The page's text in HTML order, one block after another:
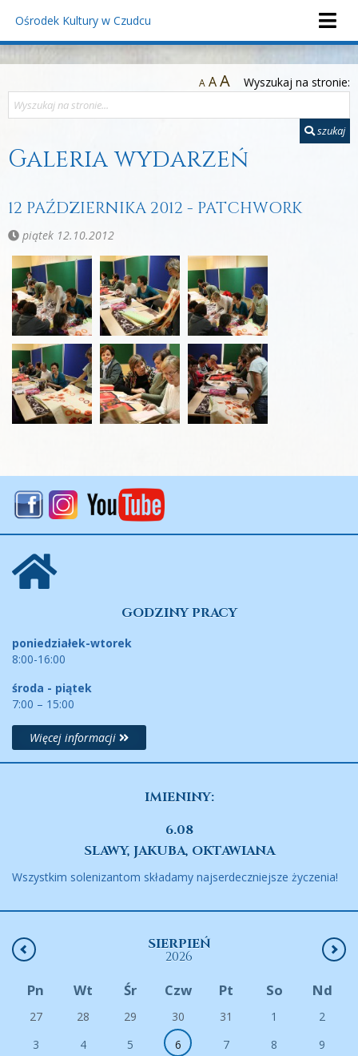
Ośrodek Kultury w Czudcu
GODZINY PRACY
poniedziałek-wtorek
8:00-16:00
środa - piątek
7:00 – 15:00
Więcej informacji
IMIENINY:
6.08
SLAWY, JAKUBA, OKTAWIANA
Wszystkim solenizantom składamy najserdeczniejsze życzenia!
SIERPIEŃ
2026
Pn Wt Śr Czw Pt So Nd
27 28 29 30 31 1
2
3
4 5 6 7 8
9
A AA Wyszukaj na stronie:
szukaj
Galeria wydarzeń
12 PAŹDZIERNIKA 2012 - PATCHWORK
piątek 12.10.2012